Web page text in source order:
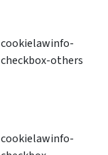
cookielawinfo-
checkbox-others
cookielawinfo-